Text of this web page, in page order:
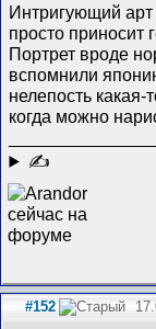
Интригующий арт
просто приносит
Портрет вроде
вспомнили
нелепость
когда можно
✍
#152